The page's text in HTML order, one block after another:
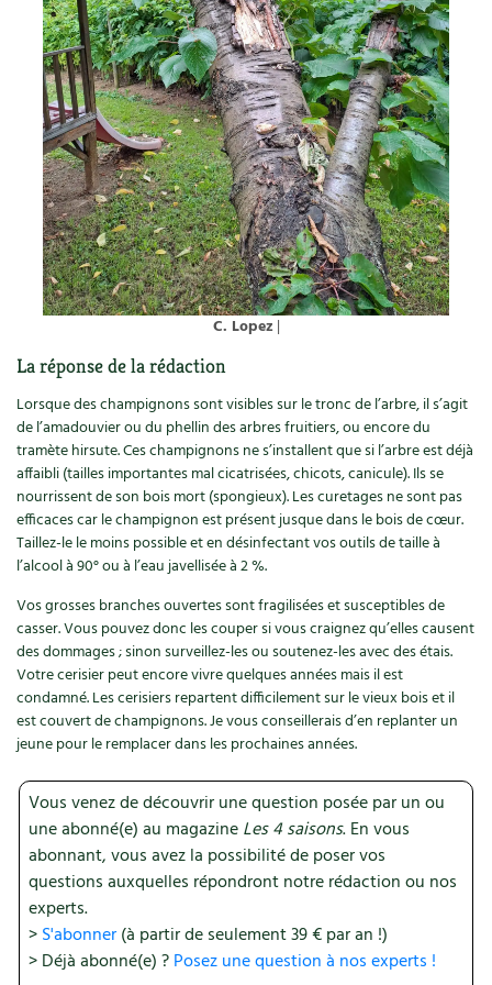
Cuisine saine
Manger bio
Cures, régimes
Dessert, Boulangerie
Techniques, conservation, organisation
Agenda, calendrier
NOUVEAUTÉS
Feuilleter le catalogue
Le magazineLes 4 saisons
Stages
Cartes cadeau
Séjourner en Trièves
Nous contacter
Bricolages au jardin
Outils et ustensiles du jardin
Biodiversité
Ravageurs et maladies au jardin
Petit élevage
Cuisine saine
Alimentation et nutrition
Recettes de printemps
Recettes par type de plat
Recettes sans gluten
Recettes végétariennes et vegan
Habitat écologique
Conception et gros oeuvre
Matériaux écologiques
Énergie
Gestion de l’eau
Entretien de la maison
Décoration et petit bricolage
Santé et bien-être
Les chroniques de Marie
Forums
Jardin bio
Habitat écologique
Cuisine saine
Soins naturels
Société et alternatives
Les 4 saisons& vous
Questions à la rédaction
Entre abonné·es
Trucs & astuces
Trocs & petites annonces
Appels à témoignage
Bonnes adresses
Liste des pépiniéristes
Mieux consommer
C. Lopez|
La réponse de la rédaction
Lorsque des champignons sont visibles sur le tronc de l’arbre, il s’agit
de l’amadouvier ou du phellin des arbres fruitiers, ou encore du
tramète hirsute. Ces champignons ne s’installent que si l’arbre est déjà
affaibli (tailles importantes mal cicatrisées, chicots, canicule). Ils se
nourrissent de son bois mort (spongieux). Les curetages ne sont pas
efficaces car le champignon est présent jusque dans le bois de cœur.
Taillez-le le moins possible et en désinfectant vos outils de taille à
l’alcool à 90° ou à l’eau javellisée à 2 %.
Vos grosses branches ouvertes sont fragilisées et susceptibles de
casser. Vous pouvez donc les couper si vous craignez qu’elles causent
des dommages ; sinon surveillez-les ou soutenez-les avec des étais.
Votre cerisier peut encore vivre quelques années mais il est
condamné. Les cerisiers repartent difficilement sur le vieux bois et il
est couvert de champignons. Je vous conseillerais d’en replanter un
jeune pour le remplacer dans les prochaines années.
Vous venez de découvrir une question posée par un ou
une abonné(e) au magazineLes 4 saisons. En vous
abonnant, vous avez la possibilité de poser vos
questions auxquelles répondront notre rédaction ou nos
experts.
>S'abonner(à partir de seulement 39 € par an !)
> Déjà abonné(e) ?Posez une question à nos experts !